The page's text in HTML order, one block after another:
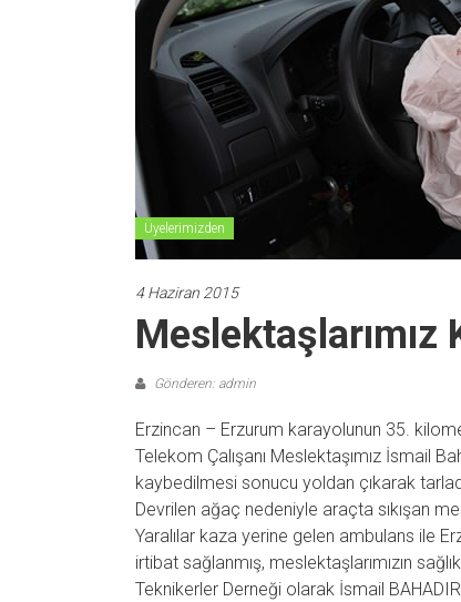
Üyelerimizden
4 Haziran 2015
Meslektaşlarımız
Gönderen: admin
Erzincan – Erzurum karayolunun 35.
Telekom Çalışanı Meslektaşımız İsmail
kaybedilmesi sonucu yoldan çıkarak
Devrilen ağaç nedeniyle araçta sıkışan
Yaralılar kaza yerine gelen ambulans ile
irtibat sağlanmış, meslektaşlarımızın
Teknikerler Derneği olarak İsmail